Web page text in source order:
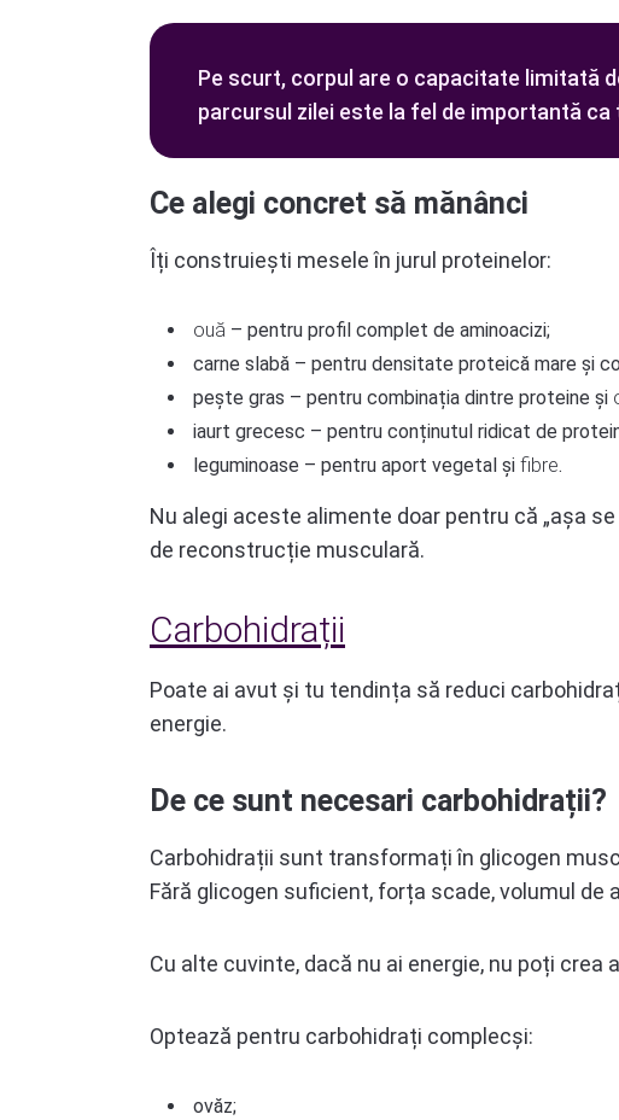
Pe scurt, corpul are o capacitate limitată
parcursul zilei este la fel de importantă ca
Ce alegi concret să mănânci
Îți construiești mesele în jurul proteinelor:
ouă – pentru profil complet de aminoacizi;
carne slabă – pentru densitate proteică mare și
pește gras – pentru combinația dintre proteine și
iaurt grecesc – pentru conținutul ridicat de
leguminoase – pentru aport vegetal și fibre.
Nu alegi aceste alimente doar pentru că „așa
de reconstrucție musculară.
Carbohidrații
Poate ai avut și tu tendința să reduci
energie.
De ce sunt necesari carbohidrații?
Carbohidrații sunt transformați în glicogen
Fără glicogen suficient, forța scade, volumul
Cu alte cuvinte, dacă nu ai energie, nu poți
Optează pentru carbohidrați complecși:
ovăz;